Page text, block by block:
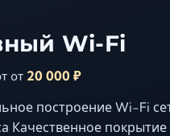
Wi-Fi
от 20 000 ₽
построение Wi-Fi
Качественное